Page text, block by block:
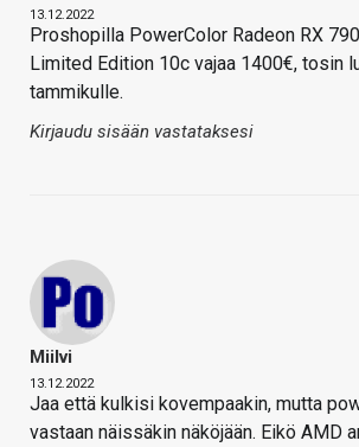
13.12.2022
Proshopilla PowerColor Radeon RX
Limited Edition 10c vajaa 1400€, tosin
tammikulle.
Kirjaudu sisään vastataksesi
Miilvi
13.12.2022
Jaa että kulkisi kovempaakin, mutta
vastaan näissäkin näköjään. Eikö AMD